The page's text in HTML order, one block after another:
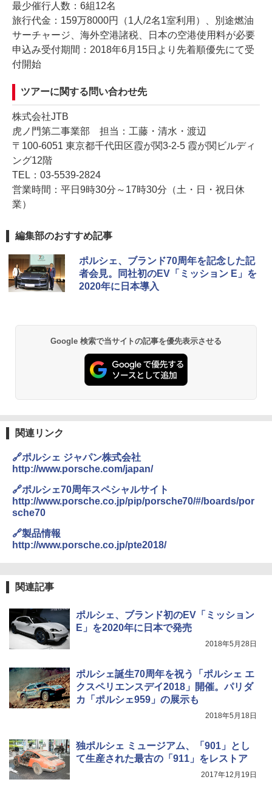
最少催行人数：6組12名
旅行代金：159万8000円（1人/2名1室利用）、別途燃油
サーチャージ、海外空港諸税、日本の空港使用料が必要
申込み受付期間：2018年6月15日より先着順優先にて受
付開始
ツアーに関する問い合わせ先
株式会社JTB
虎ノ門第二事業部 担当：工藤・清水・渡辺
〒100-6051 東京都千代田区霞が関3-2-5 霞が関ビルディ
ング12階
TEL：03-5539-2824
営業時間：平日9時30分～17時30分（土・日・祝日休
業）
編集部のおすすめ記事
ポルシェ、ブランド70周年を記念した記
者会見。同社初のEV「ミッション E」を
2020年に日本導入
Google 検索で当サイトの記事を優先表示させる
関連リンク
🔗ポルシェ ジャパン株式会社
http://www.porsche.com/japan/
🔗ポルシェ70周年スペシャルサイト
http://www.porsche.co.jp/pip/porsche70/#/boards/por
sche70
🔗製品情報
http://www.porsche.co.jp/pte2018/
関連記事
ポルシェ、ブランド初のEV「ミッション
E」を2020年に日本で発売
2018年5月28日
ポルシェ誕生70周年を祝う「ポルシェ エ
クスペリエンスデイ2018」開催。パリダ
カ「ポルシェ959」の展示も
2018年5月18日
独ポルシェ ミュージアム、「901」とし
て生産された最古の「911」をレストア
2017年12月19日